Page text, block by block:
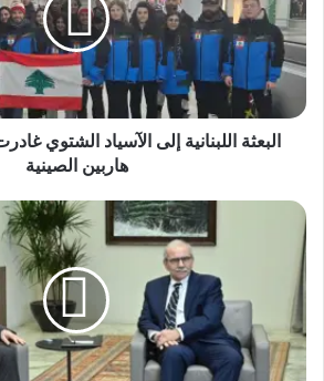
البعثة اللبنانية إلى الآسياد الشتوي
هاربين الصينية